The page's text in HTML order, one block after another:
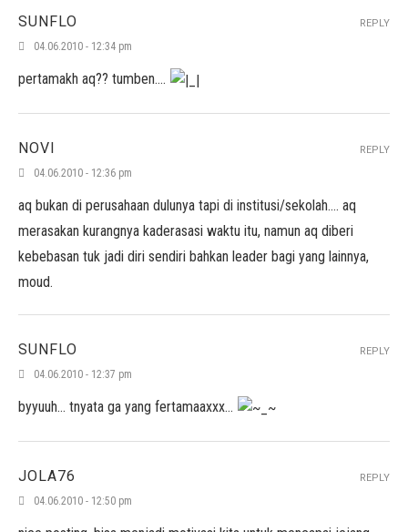
SUNFLO
04.06.2010 - 12:34 pm
pertamakh aq?? tumben….
REPLY
NOVI
04.06.2010 - 12:36 pm
aq bukan di perusahaan dulunya tapi di institusi/sekolah…. aq
merasakan kurangnya kaderasasi waktu itu, namun aq diberi
kebebasan tuk jadi diri sendiri bahkan leader bagi yang lainnya,
moud.
REPLY
SUNFLO
04.06.2010 - 12:37 pm
byyuuh… tnyata ga yang fertamaaxxx…
REPLY
JOLA76
04.06.2010 - 12:50 pm
REPLY